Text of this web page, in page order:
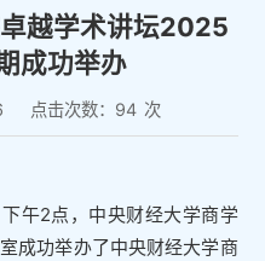
越学术讲坛2025
成功举办
点击次数： 94 次
午2点，中央财经大学商学
成功举办了中央财经大学商